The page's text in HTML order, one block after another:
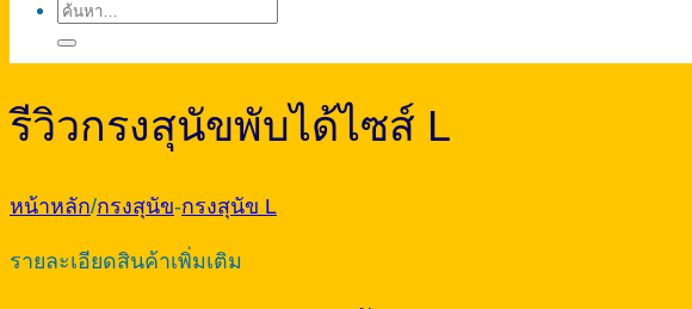
ค้นหา:
รีวิวกรงสุนัขพับได้ไซส์ L
หน้าหลัก/กรงสุนัข-กรงสุนัข L
รายละเอียดสินค้าเพิ่มเติม